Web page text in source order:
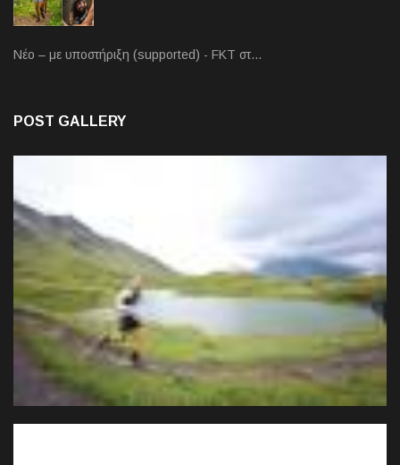
Νέο – με υποστήριξη (supported) - FKT στ…
POST GALLERY